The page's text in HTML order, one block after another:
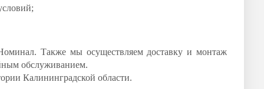
Также мы осуществляем доставку и монтаж
обслуживанием.
Калининградской области.